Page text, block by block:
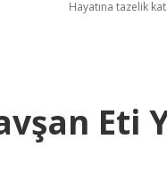
Hayatına tazelik
Eti